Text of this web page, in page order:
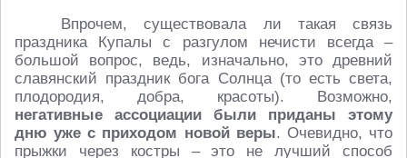
Впрочем, существовала ли такая связь
праздника Купалы с разгулом нечисти всегда –
большой вопрос, ведь, изначально, это древний
славянский праздник бога Солнца (то есть света,
плодородия, добра, красоты). Возможно,
негативные ассоциации были приданы этому
дню уже с приходом новой веры. Очевидно, что
прыжки через костры – это не лучший способ